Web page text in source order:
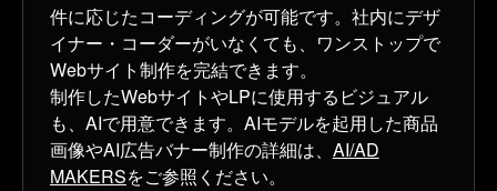
件に応じたコーディングが可能です。社内にデザ
イナー・コーダーがいなくても、ワンストップで
Webサイト制作を完結できます。
制作したWebサイトやLPに使用するビジュアル
も、AIで用意できます。AIモデルを起用した商品
画像やAI広告バナー制作の詳細は、 AI/AD
MAKERSをご参照ください。